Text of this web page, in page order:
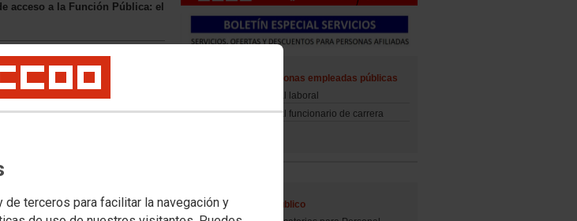
terceros para facilitar la navegación y
acceso a la Función Pública: el
Movilidad de las personas empleadas públicas
Movilidad del personal laboral
Movilidad del personal funcionario de carrera
Acceso al Empleo Público